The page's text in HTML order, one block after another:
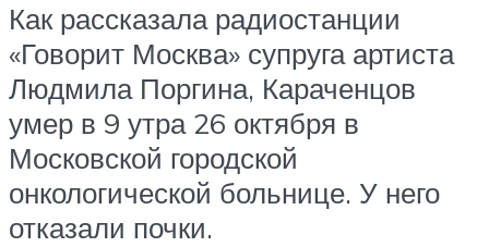
Как рассказала радиостанции
«Говорит Москва» супруга артиста
Людмила Поргина, Караченцов
умер в 9 утра 26 октября в
Московской городской
онкологической больнице. У него
отказали почки.